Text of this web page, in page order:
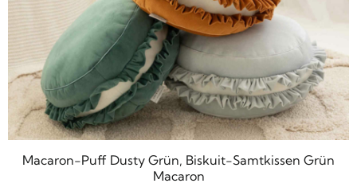
Macaron-Puff Dusty Grün, Biskuit-Samtkissen Grün
Macaron